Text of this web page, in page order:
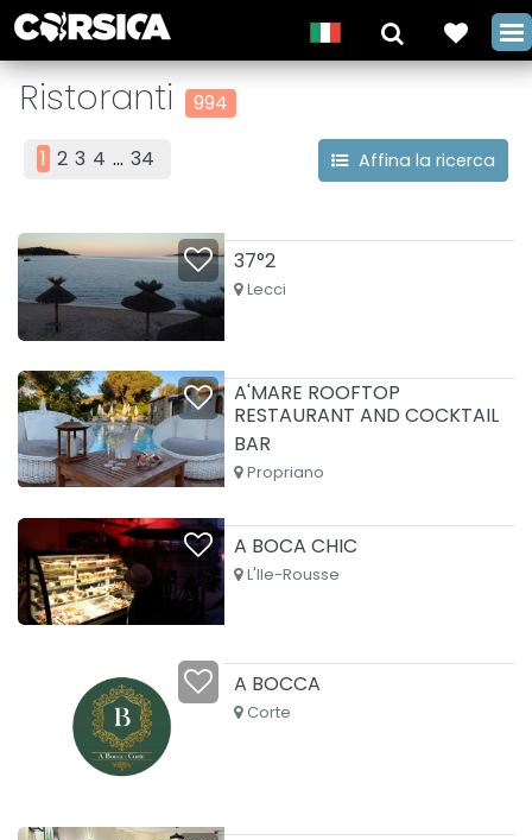
Ristoranti 994
1 2 3 4 ... 34 Affina la ricerca
37°2
Lecci
A'MARE ROOFTOP
RESTAURANT AND COCKTAIL
BAR
Propriano
A BOCA CHIC
L'Ile-Rousse
A BOCCA
Corte